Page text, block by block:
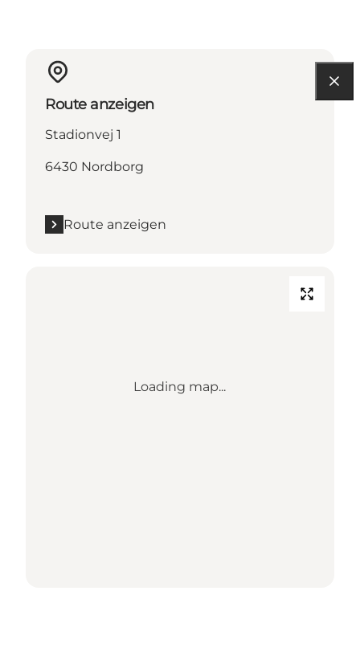
Route anzeigen
Stadionvej 1
6430 Nordborg
Route anzeigen
Loading map...